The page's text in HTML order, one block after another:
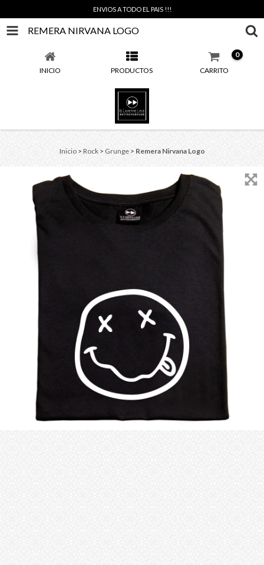
ENVIOS A TODO EL PAIS !!!
REMERA NIRVANA LOGO
INICIO PRODUCTOS CARRITO
0
Inicio > Rock > Grunge > Remera Nirvana Logo